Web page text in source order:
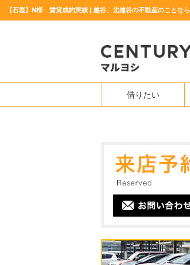
【石垣】N様 賃貸成約実績 | 越谷、北越谷の不動産のことな
借りたい